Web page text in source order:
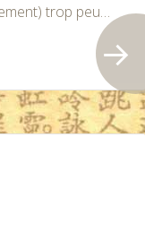
trop peu…